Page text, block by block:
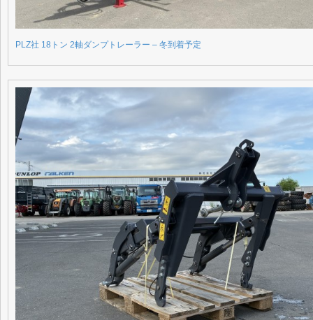
PLZ社 18トン 2軸ダンプトレーラー – 冬到着予定